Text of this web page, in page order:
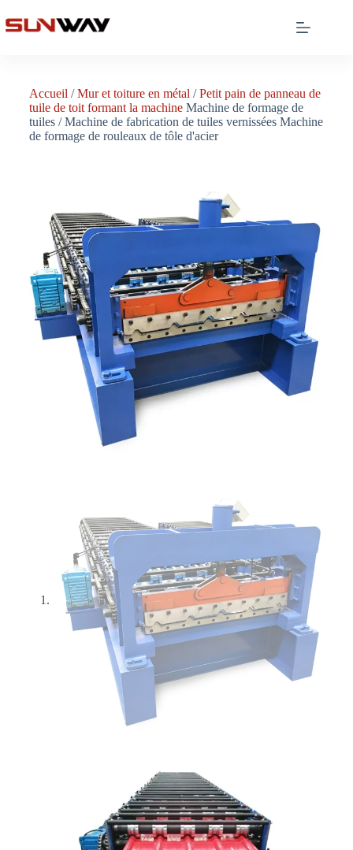
Accueil /Mur et toiture en métal /Petit pain de panneau de
tuile de toit formant la machineMachine de formage de
tuiles / Machine de fabrication de tuiles vernissées Machine
de formage de rouleaux de tôle d'acier